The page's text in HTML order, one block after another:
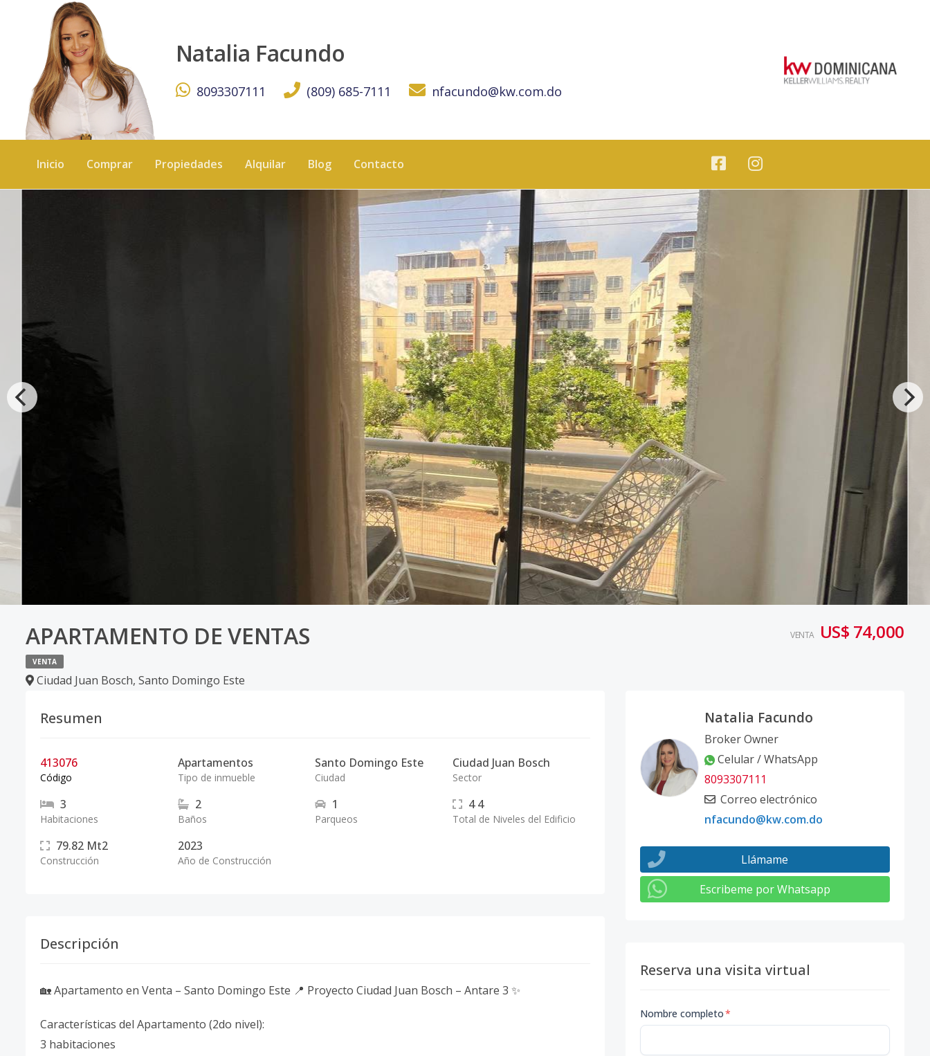
Natalia Facundo
8093307111 (809) 685-7111 nfacundo@kw.com.do
Inicio Comprar Propiedades Alquilar Blog Contacto
APARTAMENTO DE VENTAS
VENTA
Ciudad Juan Bosch, Santo Domingo Este
VENTA US$ 74,000
Resumen
413076
Código
Apartamentos
Tipo de inmueble
Santo Domingo Este
Ciudad
Ciudad Juan Bosch
Sector
3
Habitaciones
2
Baños
1
Parqueos
4 4
Total de Niveles del Edificio
79.82 Mt2
Construcción
2023
Año de Construcción
Descripción
🏡 Apartamento en Venta – Santo Domingo Este 📍 Proyecto Ciudad Juan Bosch – Antare 3 ✨
Características del Apartamento (2do nivel):
3 habitaciones
Natalia Facundo
Broker Owner
Celular / WhatsApp
8093307111
Correo electrónico
nfacundo@kw.com.do
Llámame
Escribeme por Whatsapp
Reserva una visita virtual
Nombre completo*
APARTAMENTO DE VENTAS - KW DOMINICANA